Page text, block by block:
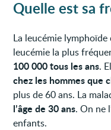
Quelle est sa
La leucémie
leucémie la plus
100 000 tous les ans.
chez les hommes que
plus de 60 ans. La
l’âge de 30 ans. On ne
enfants.